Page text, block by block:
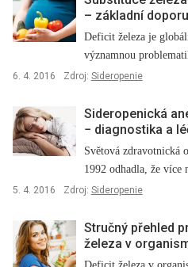
–⁠ základní
Deficit železa je
významnou
6. 4. 2016 Zdroj: Sideropenie
Sideropenická
−⁠ diagnostika a
Světová zdravotnická
1992 odhadla, že více
deficitem...
5. 4. 2016 Zdroj: Sideropenie
Stručný přehled
železa v